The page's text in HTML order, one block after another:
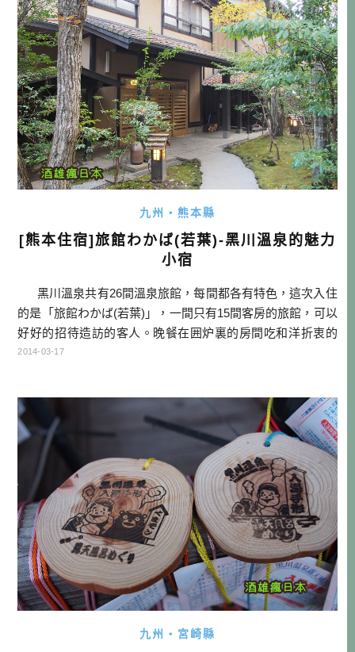
九州・熊本縣
[熊本住宿]旅館わかば(若葉)-黑川溫泉的魅力
小宿
黑川溫泉共有26間溫泉旅館，每間都各有特色，這次入住
的是「旅館わかば(若葉)」，一間只有15間客房的旅館，可以
好好的招待造訪的客人。晚餐在囲炉裏的房間吃和洋折衷的
會席料理，而早餐是清爽的湯豆腐料理。溫泉除了有內風
2014-03-17
九州・宮崎縣